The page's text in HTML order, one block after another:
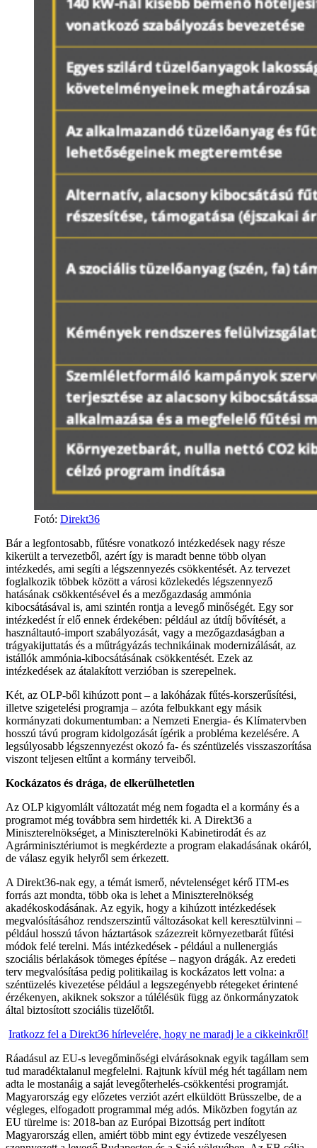
Fotó: Direkt36
Bár a legfontosabb, fűtésre vonatkozó intézkedések nagy része
kikerült a tervezetből, azért így is maradt benne több olyan
intézkedés, ami segíti a légszennyezés csökkentését. Az tervezet
foglalkozik többek között a városi közlekedés légszennyező
hatásának csökkentésével és a mezőgazdaság ammónia
kibocsátásával is, ami szintén rontja a levegő minőségét. Egy sor
intézkedést ír elő ennek érdekében: például az útdíj bővítését, a
használtautó-import szabályozását, vagy a mezőgazdaságban a
trágyakijuttatás és a műtrágyázás technikáinak modernizálását, az
istállók ammónia-kibocsátásának csökkentését. Ezek az
intézkedések az átalakított verzióban is szerepelnek.
Két, az OLP-ből kihúzott pont – a lakóházak fűtés-korszerűsítési,
illetve szigetelési programja – azóta felbukkant egy másik
kormányzati dokumentumban: a Nemzeti Energia- és Klímatervben
hosszú távú program kidolgozását ígérik a probléma kezelésére. A
legsúlyosabb légszennyezést okozó fa- és széntüzelés visszaszorítása
viszont teljesen eltűnt a kormány terveiből.
Kockázatos és drága, de elkerülhetetlen
Az OLP kigyomlált változatát még nem fogadta el a kormány és a
programot még továbbra sem hirdették ki. A Direkt36 a
Miniszterelnökséget, a Miniszterelnöki Kabinetirodát és az
Agrárminisztériumot is megkérdezte a program elakadásának okáról,
de válasz egyik helyről sem érkezett.
A Direkt36-nak egy, a témát ismerő, névtelenséget kérő ITM-es
forrás azt mondta, több oka is lehet a Miniszterelnökség
akadékoskodásának. Az egyik, hogy a kihúzott intézkedések
megvalósításához rendszerszintű változásokat kell keresztülvinni –
például hosszú távon háztartások százezreit környezetbarát fűtési
módok felé terelni. Más intézkedések - például a nullenergiás
szociális bérlakások tömeges építése – nagyon drágák. Az eredeti
terv megvalósítása pedig politikailag is kockázatos lett volna: a
széntüzelés kivezetése például a legszegényebb rétegeket érintené
érzékenyen, akiknek sokszor a túlélésük függ az önkormányzatok
által biztosított szociális tüzelőtől.
Iratkozz fel a Direkt36 hírlevelére, hogy ne maradj le a cikkeinkről!
Ráadásul az EU-s levegőminőségi elvárásoknak egyik tagállam sem
tud maradéktalanul megfelelni. Rajtunk kívül még hét tagállam nem
adta le mostanáig a saját levegőterhelés-csökkentési programját.
Magyarország egy előzetes verziót azért elküldött Brüsszelbe, de a
végleges, elfogadott programmal még adós. Miközben fogytán az
EU türelme is: 2018-ban az Európai Bizottság pert indított
Magyarország ellen, amiért több mint egy évtizede veszélyesen